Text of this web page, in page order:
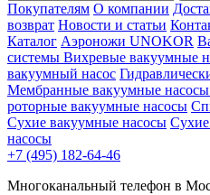
Покупателям О компании
возврат Новости и статьи
Каталог Аэроножи UNOKOR
системы Вихревые вакуумные
вакуумный насос
Мембранные вакуумные
роторные вакуумные насосы
Сухие вакуумные насосы
насосы
+7 (495) 182-64-46
Многоканальный телефон в